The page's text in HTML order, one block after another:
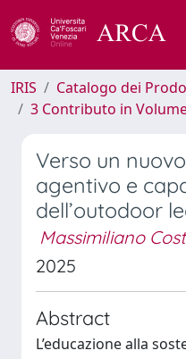
IRIS
Catalogo dei
3 Contributo in
Verso un
agentivo e
dell’outodoor
Massimiliano
2025
Abstract
L’educazione alla